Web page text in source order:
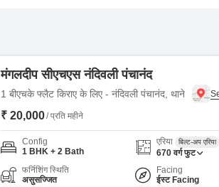
मंगलदीप सीएचएस नंदिवली पंचानंद
1 बीएचके फ्लैट किराए के लिए - नंदिवली पंचानंद, थाने
₹ 20,000/ प्रति महीने
Config
1 BHK + 2 Bath
एरिया बिल्ट-अप एरिया
670 वर्ग फुट
फर्निशिंग स्थिति
असुसज्जित
Facing
ईस्ट Facing